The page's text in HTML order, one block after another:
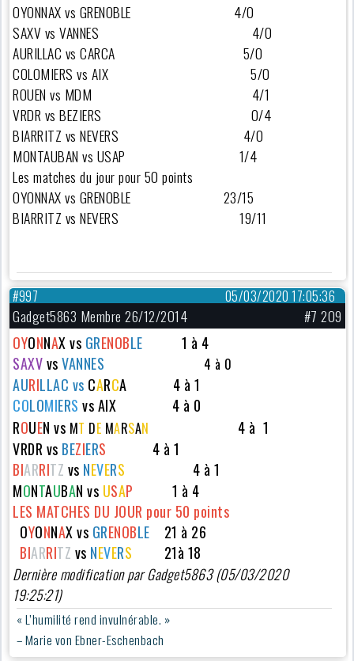
OYONNAX vs GRENOBLE 4/0
SAXV vs VANNES 4/0
AURILLAC vs CARCA 5/0
COLOMIERS vs AIX 5/0
ROUEN vs MDM 4/1
VRDR vs BEZIERS 0/4
BIARRITZ vs NEVERS 4/0
MONTAUBAN vs USAP 1/4
Les matches du jour pour 50 points
OYONNAX vs GRENOBLE 23/15
BIARRITZ vs NEVERS 19/11
05/03/2020 17:05:36
#997
Gadget5863 Membre 26/12/2014
#7 209
OYONNAX vs GRENOBLE
1 à 4
SAXVvsVANNES 4 à 0
AURILLAC vs CARCA 4 à 1
COLOMIERSvsAIX
4 à 0
ROUEN vs MT DE MARSAN
4 à 1
VRDR vs BEZIERS
4 à 1
BIARRITZ vs NEVERS
4 à 1
MONTAUBAN vs USAP
1 à 4
LES MATCHES DU JOUR pour 50 points
OYONNAX vs GRENOBLE
21 à 26
BIARRITZ vs NEVERS
21à 18
Dernière modification par Gadget5863 (05/03/2020
19:25:21)
« L’humilité rend invulnérable. »
– Marie von Ebner-Eschenbach